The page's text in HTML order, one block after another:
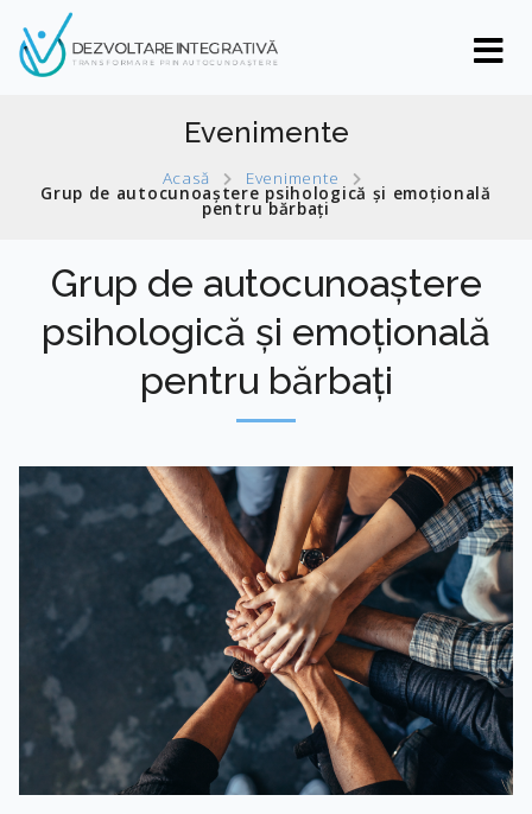
Evenimente
Acasă Evenimente
Grup de autocunoaștere psihologică și emoțională
pentru bărbați
Grup de autocunoaștere
psihologică și emoțională
pentru bărbați